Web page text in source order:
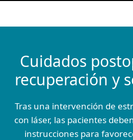
Cuidados
recuperación y
Tras una intervención de
con láser, las pacientes
instrucciones para